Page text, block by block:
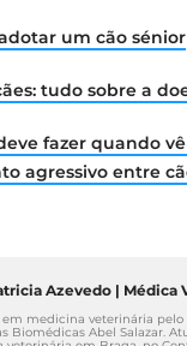
externa/overview-
um cão sénior
tudo sobre a
fazer quando
agressivo entre
Azevedo | Médica
em medicina veterinária
Biomédicas Abel Salazar.